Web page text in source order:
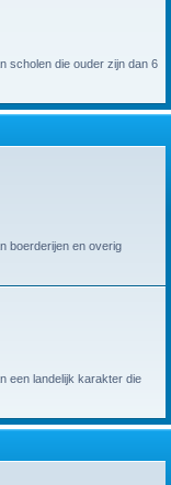
scholen die ouder zijn dan 6
boerderijen en overig
een landelijk karakter die